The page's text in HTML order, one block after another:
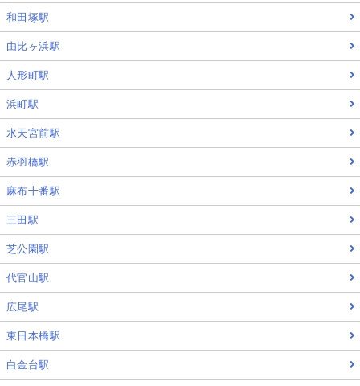
和田塚駅
由比ヶ浜駅
人形町駅
浜町駅
水天宮前駅
赤羽橋駅
麻布十番駅
三田駅
芝公園駅
代官山駅
広尾駅
東日本橋駅
白金台駅